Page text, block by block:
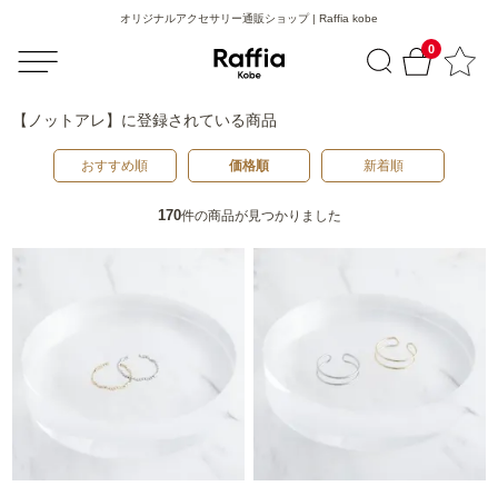
0
オリジナルアクセサリー通販ショップ | Raffia kobe
【ノットアレ】 に登録されている商品
おすすめ順 価格順 新着順
170件の商品が見つかりました